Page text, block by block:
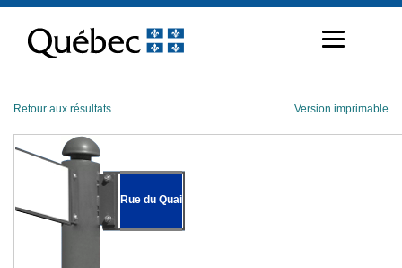
contenu
Retour aux résultats Version imprimable
Rue du Quai